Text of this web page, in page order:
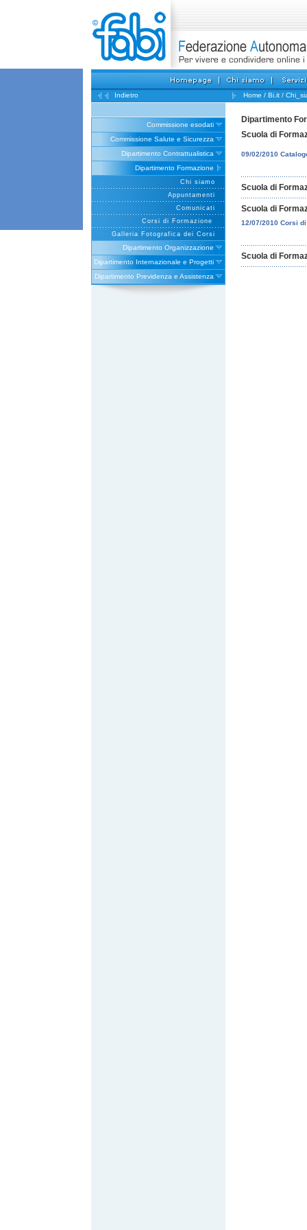
Indietro Home / Bi.it /
Commissione esodati
Commissione Salute e Sicurezza
Dipartimento Contrattualistica
Dipartimento Formazione
Chi siamo
Appuntamenti
Comunicati
Corsi di Formazione
Galleria Fotografica dei Corsi
Dipartimento Organizzazione
Dipartimento Internazionale e Progetti
Dipartimento Previdenza e Assistenza
Dipartimento
Scuola di
09/02/2010
Scuola di
Scuola di
12/07/2010 Corsi
Scuola di